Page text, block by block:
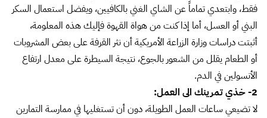
فقط، وابتعدي تماماً عن الشاي الغني بالكافيين، ويفضل استعمال السكر
البني أو العسل، أما إذا كنت من هواة القهوة فإليك هذه المعلومة،
أثبتت دراسات وزارة الزراعة الأمريكية أن نثر القرفة على بعض المشروبات
أو الطعام يقلل من الشعور بالجوع، نتيجة السيطرة على معدل ارتفاع
الأنسولين في الدم.
2- خذي تمرينك الى العمل:
لا تضيعي ساعات العمل الطويلة، دون أن تستغليها في ممارسة التمارين